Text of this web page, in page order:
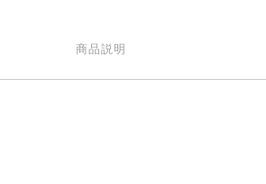
商品説明